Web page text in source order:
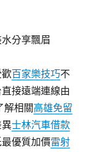
分享飄眉
百家樂技巧不
接遠端連線由
解相關高雄免留
異士林汽車借款
優質加價雷射